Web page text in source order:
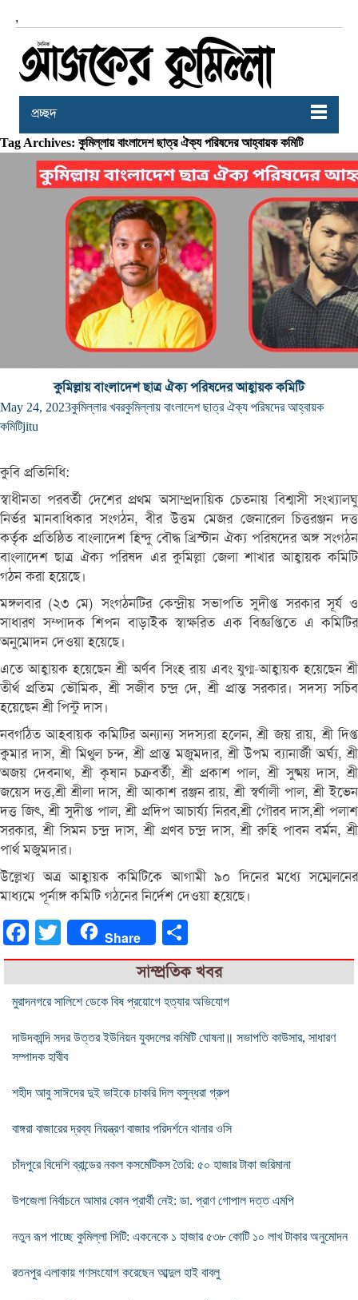
,
প্রচ্ছদ
Tag Archives: কুমিল্লায় বাংলাদেশ ছাত্র ঐক্য পরিষদের আহ্বায়ক কমিটি
কুমিল্লায় বাংলাদেশ ছাত্র ঐক্য পরিষদের আহ্বায়ক কমিটি
May 24, 2023কুমিল্লার খবরকুমিল্লায় বাংলাদেশ ছাত্র ঐক্য পরিষদের আহ্বায়ক
কমিটিjitu
কুবি প্রতিনিধি:
স্বাধীনতা পরবর্তী দেশের প্রথম অসাম্প্রদায়িক চেতনায় বিশ্বাসী সংখ্যালঘু
নির্ভর মানবাধিকার সংগঠন, বীর উত্তম মেজর জেনারেল চিত্তরঞ্জন দত্ত
কর্তৃক প্রতিষ্ঠিত বাংলাদেশ হিন্দু বৌদ্ধ খ্রিস্টান ঐক্য পরিষদের অঙ্গ সংগঠন
বাংলাদেশ ছাত্র ঐক্য পরিষদ এর কুমিল্লা জেলা শাখার আহ্বায়ক কমিটি
গঠন করা হয়েছে।
মঙ্গলবার (২৩ মে) সংগঠনটির কেন্দ্রীয় সভাপতি সুদীপ্ত সরকার সূর্য ও
সাধারণ সম্পাদক শিপন বাড়াইক স্বাক্ষরিত এক বিজ্ঞপ্তিতে এ কমিটির
অনুমোদন দেওয়া হয়েছে।
এতে আহ্বায়ক হয়েছেন শ্রী অর্ণব সিংহ রায় এবং যুগ্ম-আহ্বায়ক হয়েছেন শ্রী
তীর্থ প্রতিম ভৌমিক, শ্রী সজীব চন্দ্র দে, শ্রী প্রান্ত সরকার। সদস্য সচিব
হয়েছেন শ্রী পিন্টু দাস।
নবগঠিত আহবায়ক কমিটির অন্যান্য সদস্যরা হলেন, শ্রী জয় রায়, শ্রী দিপ্ত
কুমার দাস, শ্রী মিথুল চন্দ, শ্রী প্রান্ত মজুমদার, শ্রী উপম ব্যানার্জী অর্ঘ্য, শ্রী
অজয় দেবনাথ, শ্রী কৃষান চক্রবর্তী, শ্রী প্রকাশ পাল, শ্রী সুষ্ময় দাস, শ্রী
জয়েস দত্ত,শ্রী শ্রীলা দাস, শ্রী আকাশ রঞ্জন রায়, শ্রী স্বর্ণালী পাল, শ্রী ইভেন
দত্ত জিৎ, শ্রী সুদীপ্ত পাল, শ্রী প্রদিপ আচার্য্য নিরব,শ্রী গৌরব দাস,শ্রী পলাশ
সরকার, শ্রী সিমন চন্দ্র দাস, শ্রী প্রণব চন্দ্র দাস, শ্রী রুহি পাবন বর্মন, শ্রী
পার্থ মজুমদার।
উল্লেখ্য অত্র আহ্বায়ক কমিটিকে আগামী ৯০ দিনের মধ্যে সম্মেলনের
মাধ্যমে পূর্নাঙ্গ কমিটি গঠনের নির্দেশ দেওয়া হয়েছে।
FacebookTwitter Share
সাম্প্রতিক খবর
মুরাদনগরে সালিশে ডেকে বিষ প্রয়োগে হত্যার অভিযোগ
দাউদকান্দি সদর উত্তর ইউনিয়ন যুবদলের কমিটি ঘোষনা॥ সভাপতি কাউসার, সাধারণ
সম্পাদক হাবীব
শহীদ আবু সাঈদের দুই ভাইকে চাকরি দিল বসুন্ধরা গ্রুপ
বাঙ্গরা বাজারের দ্রব্য নিয়ন্ত্রণ বাজার পরিদর্শনে থানার ওসি
চাঁদপুরে বিদেশি ব্রান্ডের নকল কসমেটিকস তৈরি: ৫০ হাজার টাকা জরিমানা
উপজেলা নির্বাচনে আমার কোন প্রার্থী নেই: ডা. প্রাণ গোপাল দত্ত এমপি
নতুন রূপ পাচ্ছে কুমিল্লা সিটি: একনেকে ১ হাজার ৫৩৮ কোটি ১০ লাখ টাকার অনুমোদন
রতনপুর এলাকায় গণসংযোগ করেছেন আব্দুল হাই বাবলু